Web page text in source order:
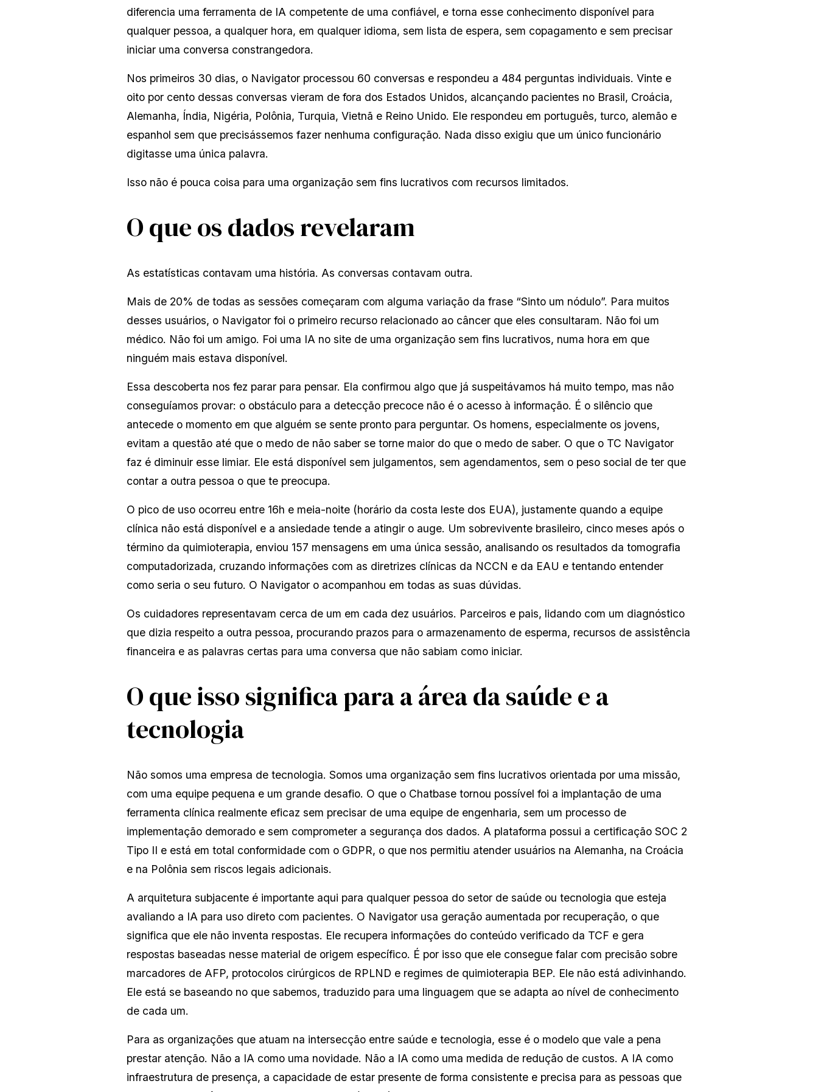
diferencia uma ferramenta de IA competente de uma confiável, e torna esse conhecimento disponível para
qualquer pessoa, a qualquer hora, em qualquer idioma, sem lista de espera, sem copagamento e sem precisar
iniciar uma conversa constrangedora.
Nos primeiros 30 dias, o Navigator processou 60 conversas e respondeu a 484 perguntas individuais. Vinte e
oito por cento dessas conversas vieram de fora dos Estados Unidos, alcançando pacientes no Brasil, Croácia,
Alemanha, Índia, Nigéria, Polônia, Turquia, Vietnã e Reino Unido. Ele respondeu em português, turco, alemão e
espanhol sem que precisássemos fazer nenhuma configuração. Nada disso exigiu que um único funcionário
digitasse uma única palavra.
Isso não é pouca coisa para uma organização sem fins lucrativos com recursos limitados.
O que os dados revelaram
As estatísticas contavam uma história. As conversas contavam outra.
Mais de 20% de todas as sessões começaram com alguma variação da frase “Sinto um nódulo”. Para muitos
desses usuários, o Navigator foi o primeiro recurso relacionado ao câncer que eles consultaram. Não foi um
médico. Não foi um amigo. Foi uma IA no site de uma organização sem fins lucrativos, numa hora em que
ninguém mais estava disponível.
Essa descoberta nos fez parar para pensar. Ela confirmou algo que já suspeitávamos há muito tempo, mas não
conseguíamos provar: o obstáculo para a detecção precoce não é o acesso à informação. É o silêncio que
antecede o momento em que alguém se sente pronto para perguntar. Os homens, especialmente os jovens,
evitam a questão até que o medo de não saber se torne maior do que o medo de saber. O que o TC Navigator
faz é diminuir esse limiar. Ele está disponível sem julgamentos, sem agendamentos, sem o peso social de ter que
contar a outra pessoa o que te preocupa.
O pico de uso ocorreu entre 16h e meia-noite (horário da costa leste dos EUA), justamente quando a equipe
clínica não está disponível e a ansiedade tende a atingir o auge. Um sobrevivente brasileiro, cinco meses após o
término da quimioterapia, enviou 157 mensagens em uma única sessão, analisando os resultados da tomografia
computadorizada, cruzando informações com as diretrizes clínicas da NCCN e da EAU e tentando entender
como seria o seu futuro. O Navigator o acompanhou em todas as suas dúvidas.
Os cuidadores representavam cerca de um em cada dez usuários. Parceiros e pais, lidando com um diagnóstico
que dizia respeito a outra pessoa, procurando prazos para o armazenamento de esperma, recursos de assistência
financeira e as palavras certas para uma conversa que não sabiam como iniciar.
O que isso significa para a área da saúde e a
tecnologia
Não somos uma empresa de tecnologia. Somos uma organização sem fins lucrativos orientada por uma missão,
com uma equipe pequena e um grande desafio. O que o Chatbase tornou possível foi a implantação de uma
ferramenta clínica realmente eficaz sem precisar de uma equipe de engenharia, sem um processo de
implementação demorado e sem comprometer a segurança dos dados. A plataforma possui a certificação SOC 2
Tipo II e está em total conformidade com o GDPR, o que nos permitiu atender usuários na Alemanha, na Croácia
e na Polônia sem riscos legais adicionais.
A arquitetura subjacente é importante aqui para qualquer pessoa do setor de saúde ou tecnologia que esteja
avaliando a IA para uso direto com pacientes. O Navigator usa geração aumentada por recuperação, o que
significa que ele não inventa respostas. Ele recupera informações do conteúdo verificado da TCF e gera
respostas baseadas nesse material de origem específico. É por isso que ele consegue falar com precisão sobre
marcadores de AFP, protocolos cirúrgicos de RPLND e regimes de quimioterapia BEP. Ele não está adivinhando.
Ele está se baseando no que sabemos, traduzido para uma linguagem que se adapta ao nível de conhecimento
de cada um.
Para as organizações que atuam na intersecção entre saúde e tecnologia, esse é o modelo que vale a pena
prestar atenção. Não a IA como uma novidade. Não a IA como uma medida de redução de custos. A IA como
infraestrutura de presença, a capacidade de estar presente de forma consistente e precisa para as pessoas que